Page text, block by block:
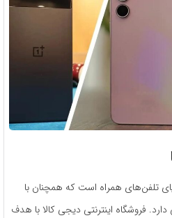
تلفن‌های همراه است که همچنان با
فروشگاه اینترنتی دیجی کالا با هدف